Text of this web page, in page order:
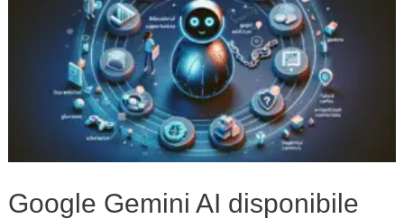
Google Gemini AI disponibile
disponibile
bambini:
opportunità,
come